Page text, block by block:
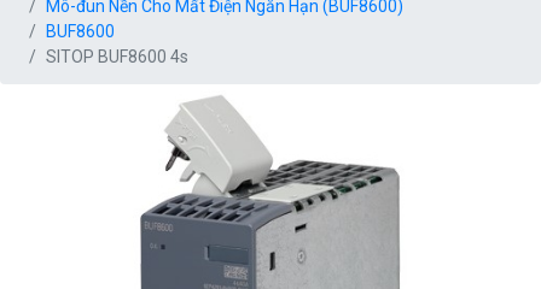
Mô-đun Nền Cho Mất Điện Ngắn Hạn (BUF8600)
BUF8600
SITOP BUF8600 4s